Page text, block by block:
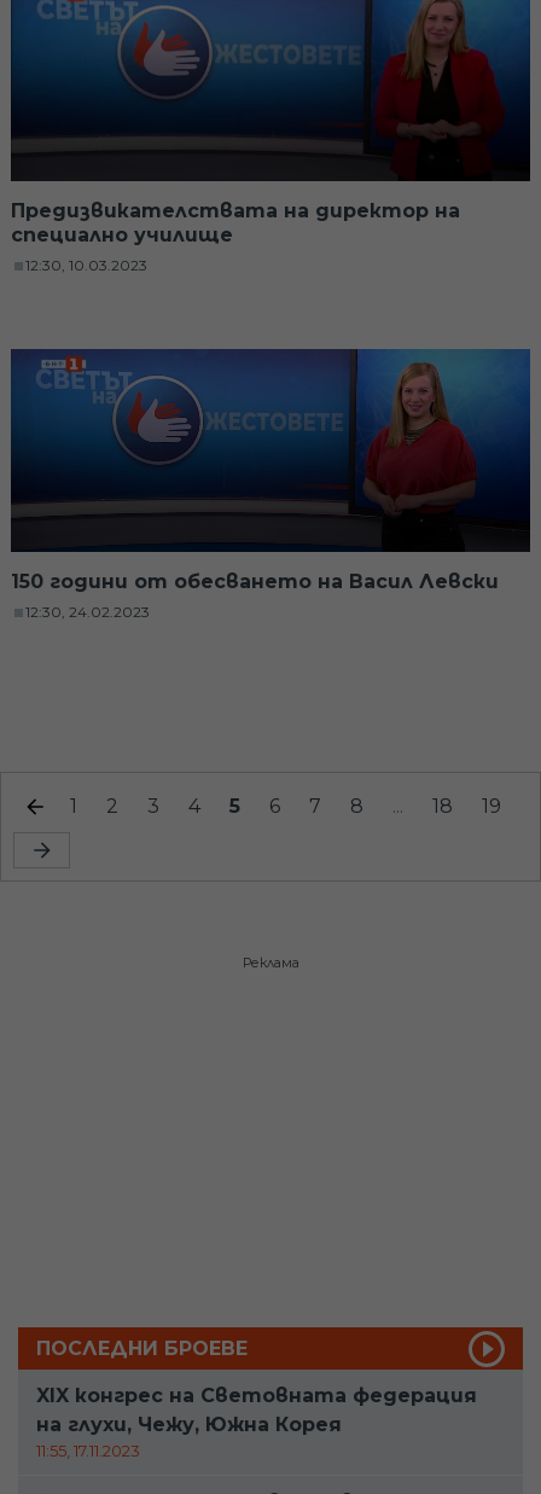
Предизвикателствата на директор на
специално училище
12:30, 10.03.2023
150 години от обесването на Васил Левски
12:30, 24.02.2023
1 2 3 4 5 6 7 8 ... 18 19
Реклама
ПОСЛЕДНИ БРОЕВЕ
XIX конгрес на Световната федерация
на глухи, Чежу, Южна Корея
11:55, 17.11.2023